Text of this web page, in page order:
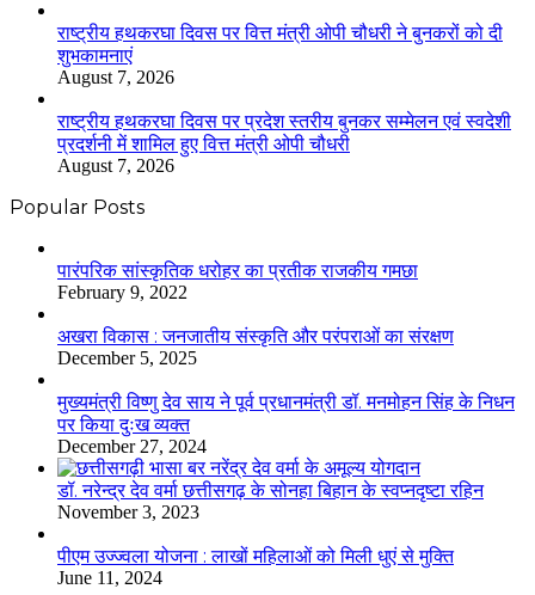
राष्ट्रीय हथकरघा दिवस पर वित्त मंत्री ओपी चौधरी ने बुनकरों को दी
शुभकामनाएं
August 7, 2026
राष्ट्रीय हथकरघा दिवस पर प्रदेश स्तरीय बुनकर सम्मेलन एवं स्वदेशी
प्रदर्शनी में शामिल हुए वित्त मंत्री ओपी चौधरी
August 7, 2026
Popular Posts
​​​​​​​पारंपरिक सांस्कृतिक धरोहर का प्रतीक राजकीय गमछा
February 9, 2022
अखरा विकास : जनजातीय संस्कृति और परंपराओं का संरक्षण
December 5, 2025
मुख्यमंत्री विष्णु देव साय ने पूर्व प्रधानमंत्री डॉ. मनमोहन सिंह के निधन
पर किया दुःख व्यक्त
December 27, 2024
डॉ. नरेन्द्र देव वर्मा छत्तीसगढ़ के सोनहा बिहान के स्वप्नदृष्टा रहिन
November 3, 2023
पीएम उज्ज्वला योजना : लाखों महिलाओं को मिली धुएं से मुक्ति
June 11, 2024